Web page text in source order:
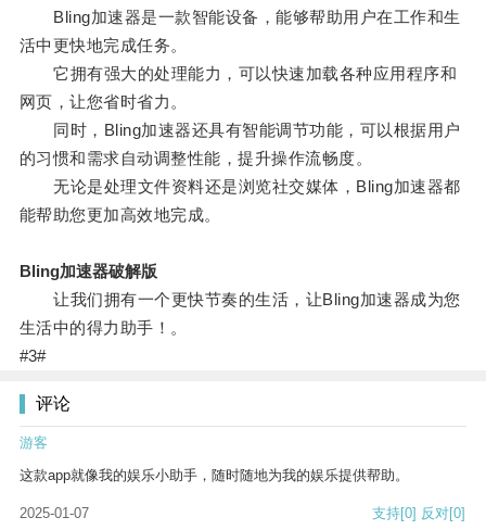
Bling加速器是一款智能设备，能够帮助用户在工作和生
活中更快地完成任务。
它拥有强大的处理能力，可以快速加载各种应用程序和
网页，让您省时省力。
同时，Bling加速器还具有智能调节功能，可以根据用户
的习惯和需求自动调整性能，提升操作流畅度。
无论是处理文件资料还是浏览社交媒体，Bling加速器都
能帮助您更加高效地完成。
Bling加速器破解版
让我们拥有一个更快节奏的生活，让Bling加速器成为您
生活中的得力助手！。
#3#
评论
游客
这款app就像我的娱乐小助手，随时随地为我的娱乐提供帮助。
2025-01-07 支持[0] 反对[0]